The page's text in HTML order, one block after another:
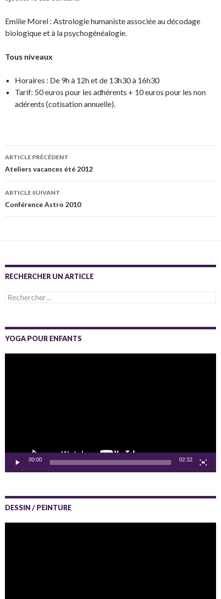
Emilie Morel : Astrologie humaniste associée au décodage
biologique et à la psychogénéalogie.
Tous niveaux
Horaires : De 9h à 12h et de 13h30 à 16h30
Tarif: 50 euros pour les adhérents + 10 euros pour les non
adérents (cotisation annuelle).
Navigation
des
articles
ARTICLE PRÉCÉDENT
Ateliers vacances été 2012
ARTICLE SUIVANT
Conférence Astro 2010
RECHERCHER UN ARTICLE
Rechercher :
YOGA POUR ENFANTS
00:00 02:32
DESSIN / PEINTURE